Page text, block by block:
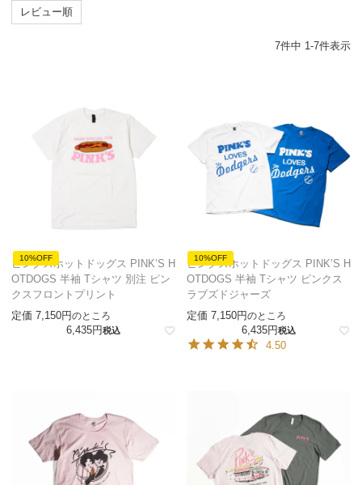
レビュー順
7件中 1-7件表示
10%OFF
ピンクスホットドッグス PINK’S H
OTDOGS 半袖 Tシャツ 別注 ピン
クスフロントプリント
定価 7,150 のところ
6,435 税込
10%OFF
ピンクスホットドッグス PINK’S H
OTDOGS 半袖 Tシャツ ピンクス
ラブズドジャーズ
定価 7,150 のところ
6,435 税込
4.50